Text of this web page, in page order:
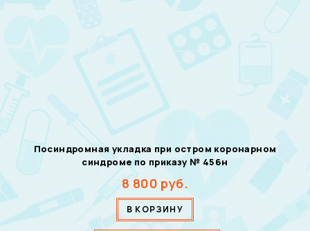
Посиндромная укладка при остром коронарном
синдроме по приказу № 456н
8 800 руб.
В КОРЗИНУ